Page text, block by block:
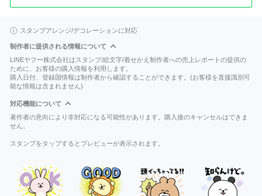
スタンプアレンジ/デコレーションに対応
制作者に提供される情報について
LINEヤフー株式会社はスタンプ/絵文字/着せかえ制作者への売上レポートの提供の
ために、お客様の購入情報を利用します。
購入日付、登録国情報は制作者から確認することができます。(お客様を直接識別可
能な情報は含まれません)
対応機能について
著作者の意向により非対応になる可能性があります。購入後のキャンセルはできま
せん。
スタンプをタップするとプレビューが表示されます。